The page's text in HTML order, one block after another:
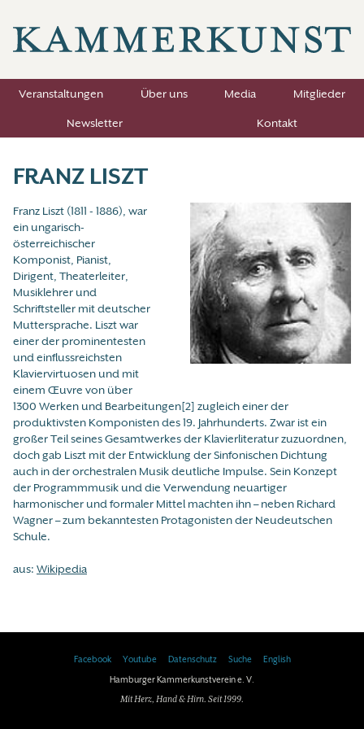
Veranstaltungen Über uns Media
Mitglieder
Newsletter
Kontakt
FRANZ LISZT
Franz Liszt (1811 - 1886), war
ein ungarisch-
österreichischer
Komponist, Pianist,
Dirigent, Theaterleiter,
Musiklehrer und
Schriftsteller mit deutscher
Muttersprache. Liszt war
einer der prominentesten
und einflussreichsten
Klaviervirtuosen und mit
einem Œuvre von über
1300 Werken und Bearbeitungen[2] zugleich einer der
produktivsten Komponisten des 19. Jahrhunderts. Zwar ist ein
großer Teil seines Gesamtwerkes der Klavierliteratur zuzuordnen,
doch gab Liszt mit der Entwicklung der Sinfonischen Dichtung
auch in der orchestralen Musik deutliche Impulse. Sein Konzept
der Programmmusik und die Verwendung neuartiger
harmonischer und formaler Mittel machten ihn – neben Richard
Wagner – zum bekanntesten Protagonisten der Neudeutschen
Schule.
aus: Wikipedia
Facebook Youtube Datenschutz Suche
English
Hamburger Kammerkunstverein e. V.
Mit Herz, Hand & Hirn. Seit 1999.